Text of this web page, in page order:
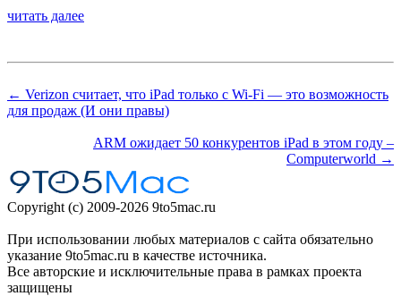
читать далее
← Verizon считает, что iPad только с Wi-Fi — это возможность
для продаж (И они правы)
ARM ожидает 50 конкурентов iPad в этом году –
Computerworld →
Copyright (c) 2009-2026 9to5mac.ru
При использовании любых материалов с сайта обязательно
указание 9to5mac.ru в качестве источника.
Все авторские и исключительные права в рамках проекта
защищены